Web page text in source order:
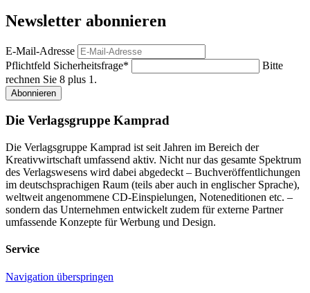
Newsletter abonnieren
E-Mail-Adresse
Pflichtfeld Sicherheitsfrage*
Bitte
rechnen Sie 8 plus 1.
Abonnieren
Die Verlagsgruppe Kamprad
Die Verlagsgruppe Kamprad ist seit Jahren im Bereich der
Kreativwirtschaft umfassend aktiv. Nicht nur das gesamte Spektrum
des Verlagswesens wird dabei abgedeckt – Buchveröffentlichungen
im deutschsprachigen Raum (teils aber auch in englischer Sprache),
weltweit angenommene CD-Einspielungen, Noteneditionen etc. –
sondern das Unternehmen entwickelt zudem für externe Partner
umfassende Konzepte für Werbung und Design.
Service
Navigation überspringen